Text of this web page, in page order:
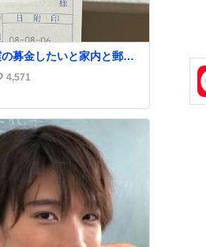
募金したいと家内と郵便
す。おもちゃとか買う選
けど、自分で貯めてた2万
い、みんなも元気になっ
一緒に募金したので、自
ぁと思いました。
4,571